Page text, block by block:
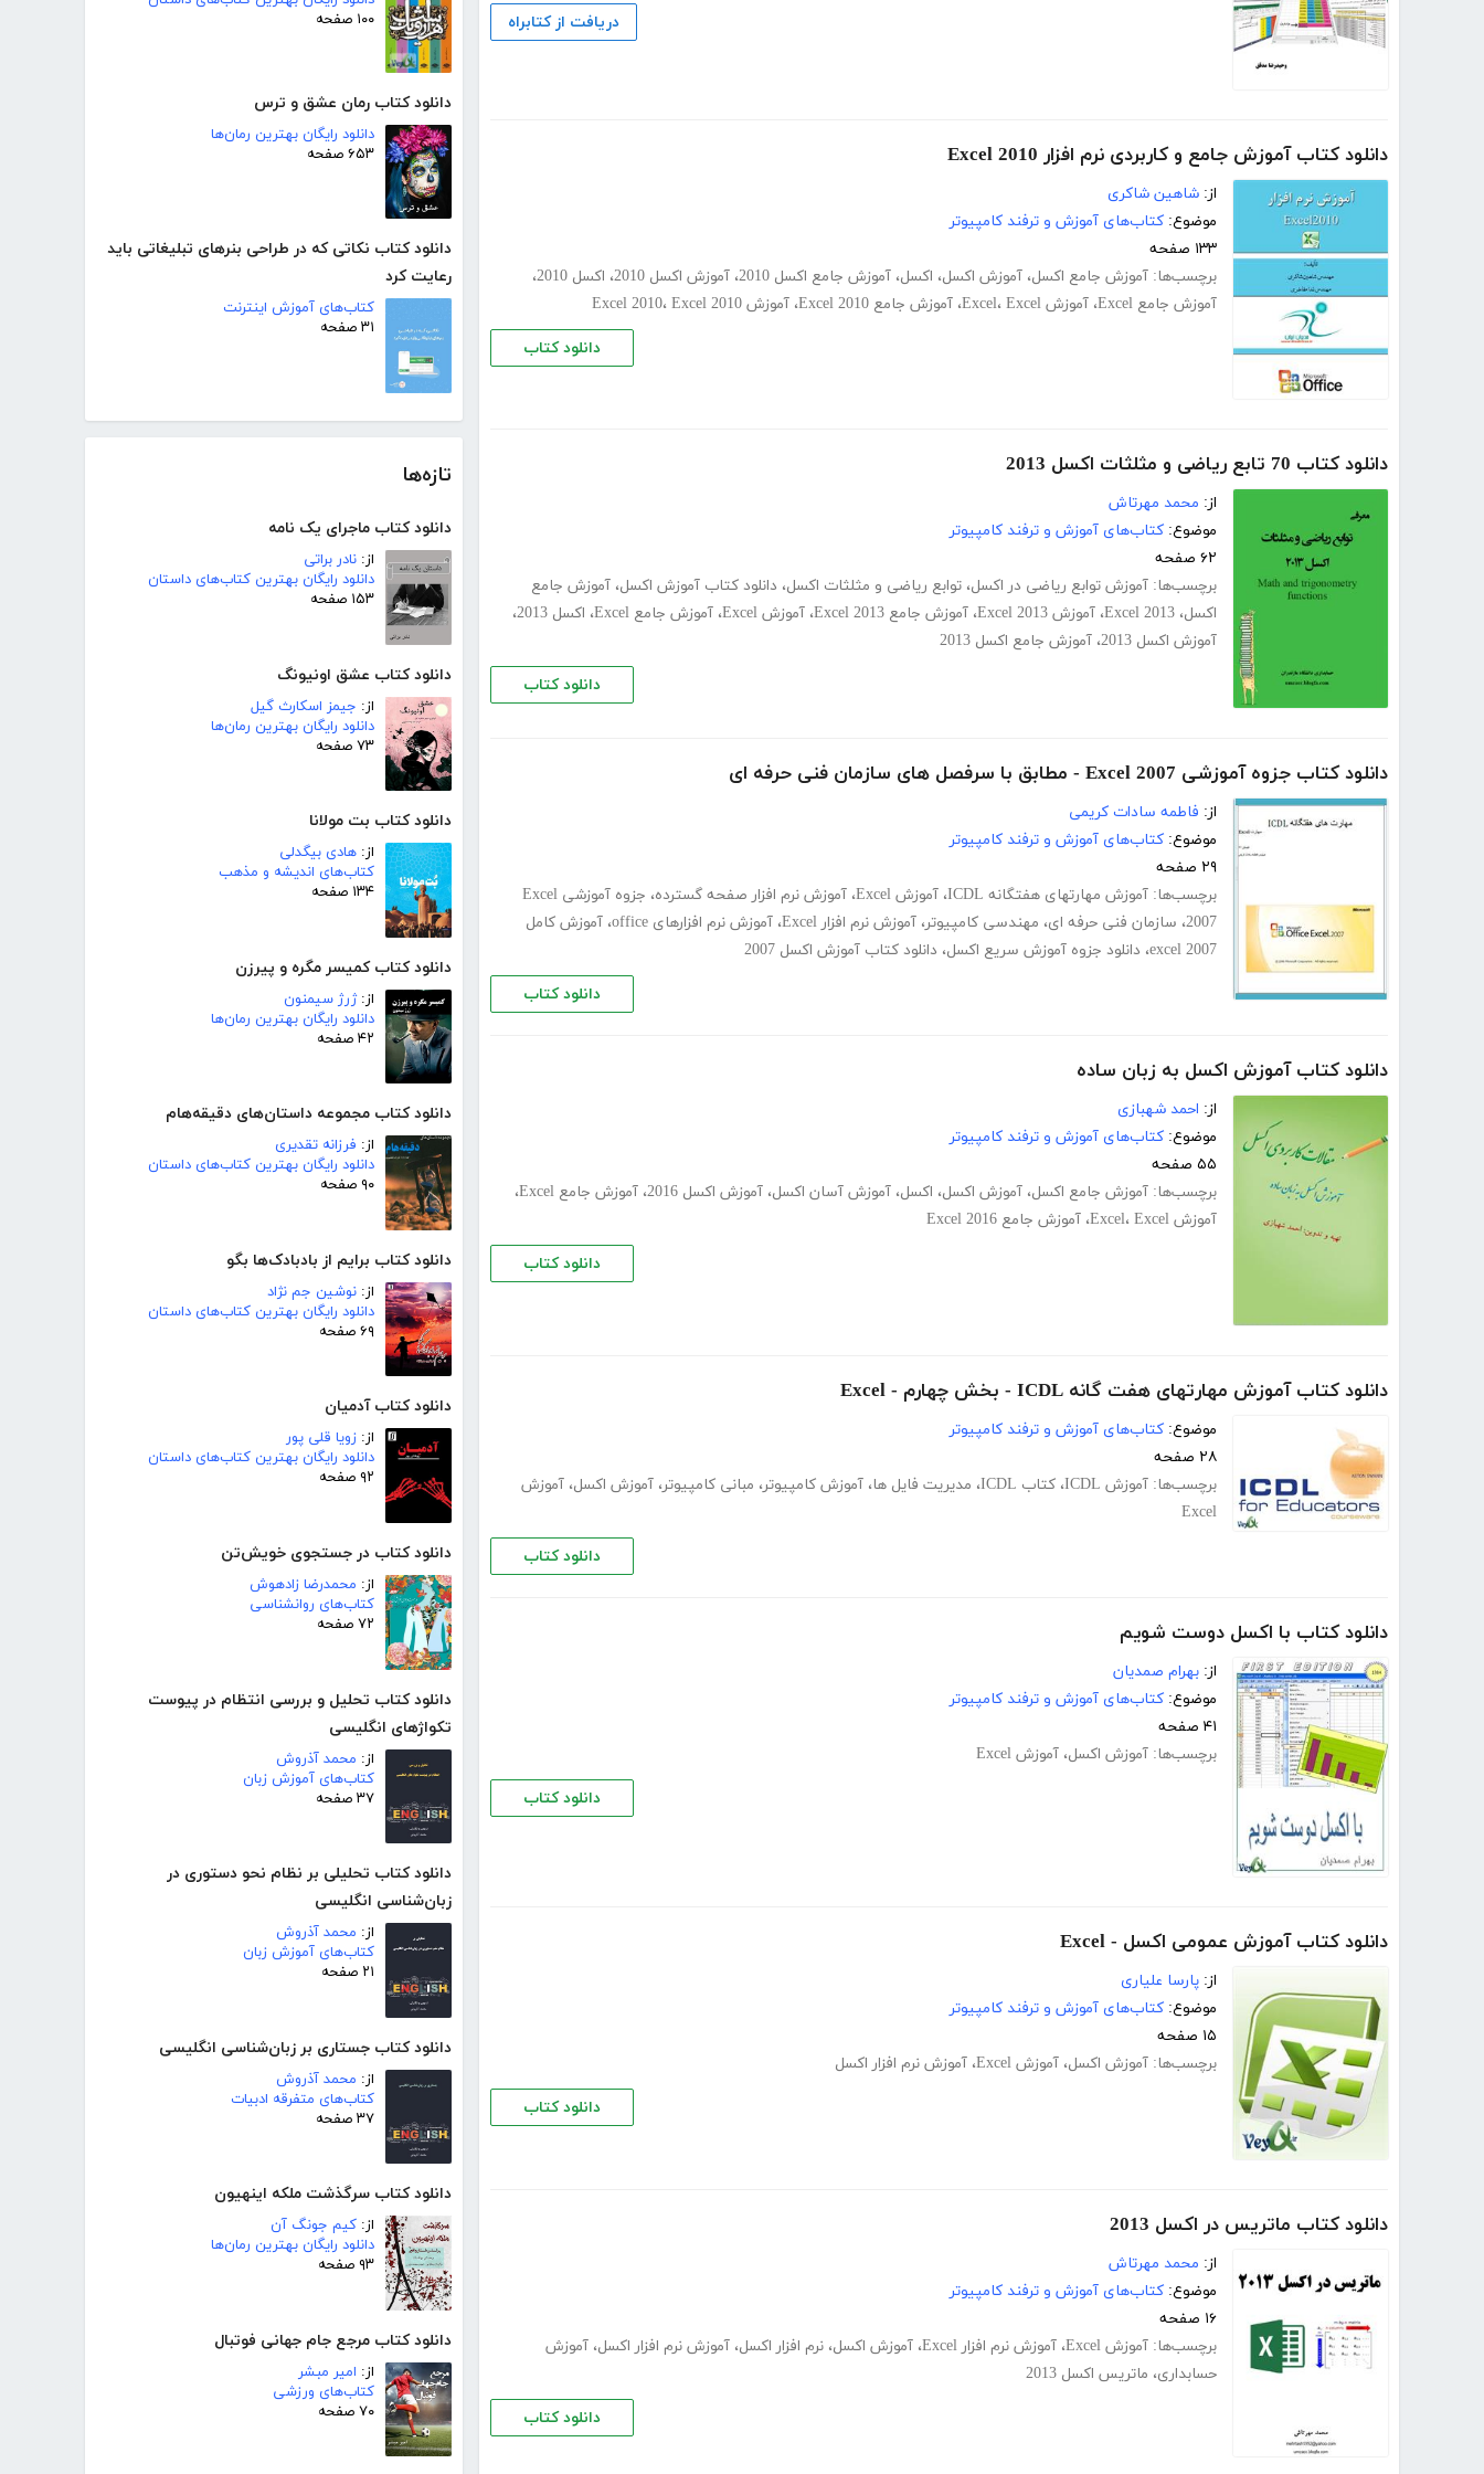
۱۰۰ صفحه
دانلود کتاب رمان عشق و ترس
دانلود رایگان بهترین رمان‌ها
۶۵۳ صفحه
دانلود کتاب نکاتی که در طراحی بنرهای تبلیغاتی باید
رعایت کرد
کتاب‌های آموزش اینترنت
۳۱ صفحه
تازه‌ها
دانلود کتاب ماجرای یک نامه
از: نادر براتی
دانلود رایگان بهترین کتاب‌های داستان
۱۵۳ صفحه
دانلود کتاب عشق اونیونگ
از: جیمز اسکارث گیل
دانلود رایگان بهترین رمان‌ها
۷۳ صفحه
دانلود کتاب بت مولانا
از: هادی بیگدلی
کتاب‌های اندیشه و مذهب
۱۳۴ صفحه
دانلود کتاب کمیسر مگره و پیرزن
از:ژرژ سیمنون
دانلود رایگان بهترین رمان‌ها
۴۲ صفحه
دانلود کتاب مجموعه داستان‌های دقیقه‌هام
از: فرزانه تقدیری
دانلود رایگان بهترین کتاب‌های داستان
۹۰ صفحه
دانلود کتاب برایم از بادبادک‌ها بگو
از: نوشین جم نژاد
دانلود رایگان بهترین کتاب‌های داستان
۶۹ صفحه
دانلود کتاب آدمیان
از: زویا قلی پور
دانلود رایگان بهترین کتاب‌های داستان
۹۲ صفحه
دانلود کتاب در جستجوی خویش‌تن
از: محمدرضا زادهوش
کتاب‌های روانشناسی
۷۲ صفحه
دانلود کتاب تحلیل و بررسی انتظام در پیوست
تکواژهای انگلیسی
از: محمد آذروش
کتاب‌های آموزش زبان
۳۷ صفحه
دانلود کتاب تحلیلی بر نظام نحو دستوری در
زبان‌شناسی انگلیسی
از: محمد آذروش
کتاب‌های آموزش زبان
۲۱ صفحه
دانلود کتاب جستاری بر زبان‌شناسی انگلیسی
از: محمد آذروش
کتاب‌های متفرقه ادبیات
۳۷ صفحه
دانلود کتاب سرگذشت ملکه اینهیون
از: کیم جونگ آن
دانلود رایگان بهترین رمان‌ها
۹۳ صفحه
دانلود کتاب مرجع جام جهانی فوتبال
از: امیر مبشر
کتاب‌های ورزشی
۷۰ صفحه
دریافت از کتابراه
دانلود کتاب آموزش جامع و کاربردی نرم افزار Excel 2010
از: شاهین شاکری
موضوع: کتاب‌های آموزش و ترفند کامپیوتر
۱۳۳ صفحه
برچسب‌ها: آموزش جامع اکسل، آموزش اکسل، اکسل، آموزش جامع اکسل 2010 ، آموزش اکسل 2010 ، اکسل 2010
،
آموزش جامع Excel
، آموزش Excel ، Excel ، آموزش جامع Excel 2010 ، آموزش Excel 2010 ، Excel 2010
دانلود کتاب
دانلود کتاب 70 تابع ریاضی و مثلثات اکسل 2013
از: محمد مهرتاش
موضوع: کتاب‌های آموزش و ترفند کامپیوتر
۶۲ صفحه
برچسب‌ها: آموزش توابع ریاضی در اکسل، توابع ریاضی و مثلثات اکسل، دانلود کتاب آموزش اکسل، آموزش جامع
اکسل، Excel 2013، آموزش Excel 2013 ، آموزش جامع Excel 2013 ، آموزش Excel ، آموزش جامع Excel ، اکسل 2013
،
آموزش اکسل 2013
، آموزش جامع اکسل 2013
دانلود کتاب
دانلود کتاب جزوه آموزشی Excel 2007 - مطابق با سرفصل های سازمان فنی حرفه ای
از: فاطمه سادات کریمی
موضوع: کتاب‌های آموزش و ترفند کامپیوتر
۲۹ صفحه
برچسب‌ها: آموزش مهارتهای هفتگانه ICDL ، آموزش Excel ، آموزش نرم افزار صفحه گسترده،
جزوه آموزشی Excel
2007، سازمان فنی حرفه ای، مهندسی کامپیوتر، آموزش نرم افزار Excel ، آموزش نرم افزارهای office ، آموزش کامل
excel 2007، دانلود جزوه آموزش سریع اکسل، دانلود کتاب آموزش اکسل 2007
دانلود کتاب
دانلود کتاب آموزش اکسل به زبان ساده
از: احمد شهبازی
موضوع: کتاب‌های آموزش و ترفند کامپیوتر
۵۵ صفحه
برچسب‌ها: آموزش جامع اکسل، آموزش اکسل، اکسل، آموزش آسان اکسل، آموزش اکسل 2016 ، آموزش جامع Excel
،
آموزش Excel
، Excel ، آموزش جامع Excel 2016
دانلود کتاب
دانلود کتاب آموزش مهارتهای هفت گانه ICDL - بخش چهارم - Excel
موضوع: کتاب‌های آموزش و ترفند کامپیوتر
۲۸ صفحه
برچسب‌ها: آموزش ICDL ، کتاب ICDL ، مدیریت فایل ها، آموزش کامپیوتر، مبانی کامپیوتر، آموزش اکسل، آموزش
Excel
دانلود کتاب
دانلود کتاب با اکسل دوست شویم
از: بهرام صمدیان
موضوع: کتاب‌های آموزش و ترفند کامپیوتر
۴۱ صفحه
برچسب‌ها: آموزش اکسل، آموزش Excel
دانلود کتاب
دانلود کتاب آموزش عمومی اکسل - Excel
از: پارسا علیاری
موضوع: کتاب‌های آموزش و ترفند کامپیوتر
۱۵ صفحه
برچسب‌ها: آموزش اکسل، آموزش Excel ، آموزش نرم افزار اکسل
دانلود کتاب
دانلود کتاب ماتریس در اکسل 2013
از: محمد مهرتاش
موضوع: کتاب‌های آموزش و ترفند کامپیوتر
۱۶ صفحه
برچسب‌ها: آموزش Excel ، آموزش نرم افزار Excel ، آموزش اکسل، نرم افزار اکسل، آموزش نرم افزار اکسل، آموزش
حسابداری، ماتریس اکسل 2013
دانلود کتاب